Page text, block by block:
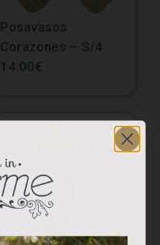
Posavasos
Corazones – S/4
14.00€